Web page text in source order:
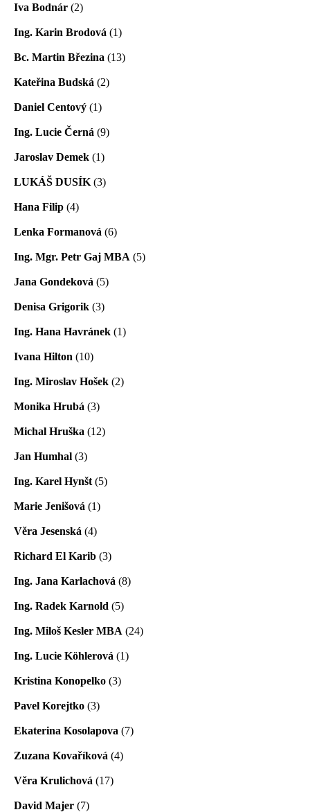
Iva Bodnár (2)
Ing. Karin Brodová (1)
Bc. Martin Březina (13)
Kateřina Budská (2)
Daniel Centový (1)
Ing. Lucie Černá (9)
Jaroslav Demek (1)
LUKÁŠ DUSÍK (3)
Hana Filip (4)
Lenka Formanová (6)
Ing. Mgr. Petr Gaj MBA (5)
Jana Gondeková (5)
Denisa Grigorik (3)
Ing. Hana Havránek (1)
Ivana Hilton (10)
Ing. Miroslav Hošek (2)
Monika Hrubá (3)
Michal Hruška (12)
Jan Humhal (3)
Ing. Karel Hynšt (5)
Marie Jenišová (1)
Věra Jesenská (4)
Richard El Karib (3)
Ing. Jana Karlachová (8)
Ing. Radek Karnold (5)
Ing. Miloš Kesler MBA (24)
Ing. Lucie Köhlerová (1)
Kristina Konopelko (3)
Pavel Korejtko (3)
Ekaterina Kosolapova (7)
Zuzana Kovaříková (4)
Věra Krulichová (17)
David Majer (7)